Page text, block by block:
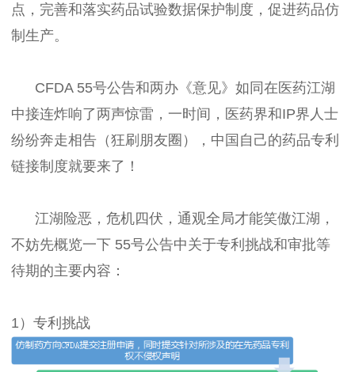
点，完善和落实药品试验数据保护制度，促进药品仿
制生产。
CFDA 55号公告和两办《意见》如同在医药江湖
中接连炸响了两声惊雷，一时间，医药界和IP界人士
纷纷奔走相告（狂刷朋友圈），中国自己的药品专利
链接制度就要来了！
江湖险恶，危机四伏，通观全局才能笑傲江湖，
不妨先概览一下 55号公告中关于专利挑战和审批等
待期的主要内容：
1）专利挑战